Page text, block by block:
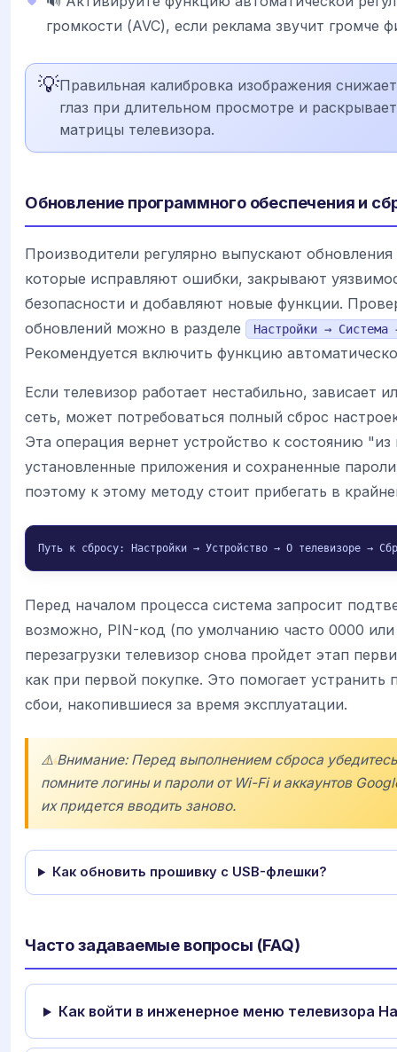
громкости (AVC), если реклама звучит громче
💡Правильная калибровка изображения
глаз при длительном просмотре и
матрицы телевизора.
Обновление программного обеспечения и
Производители регулярно выпускают
которые исправляют ошибки, закрывают
безопасности и добавляют новые функции.
обновлений можно в разделе
Настройки → Система
Рекомендуется включить функцию
Если телевизор работает нестабильно, зависает
сеть, может потребоваться полный сброс
Эта операция вернет устройство к состоянию "из
установленные приложения и сохраненные
поэтому к этому методу стоит прибегать в
Путь к сбросу: Настройки → Устройство → О телевизоре →
Перед началом процесса система запросит
возможно, PIN-код (по умолчанию часто 0000 или
перезагрузки телевизор снова пройдет этап
как при первой покупке. Это помогает устранить
сбои, накопившиеся за время эксплуатации.
⚠️ Внимание: Перед выполнением сброса
помните логины и пароли от Wi-Fi и аккаунтов
их придется вводить заново.
Как обновить прошивку с USB-флешки?
Часто задаваемые вопросы (FAQ)
Как войти в инженерное меню телевизора